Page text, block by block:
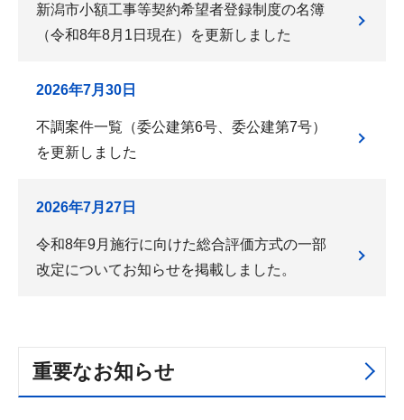
新潟市小額工事等契約希望者登録制度の名簿
（令和8年8月1日現在）を更新しました
2026年7月30日
不調案件一覧（委公建第6号、委公建第7号）
を更新しました
2026年7月27日
令和8年9月施行に向けた総合評価方式の一部
改定についてお知らせを掲載しました。
重要なお知らせ